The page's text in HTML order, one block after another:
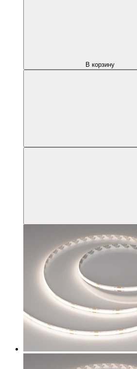
В корзину